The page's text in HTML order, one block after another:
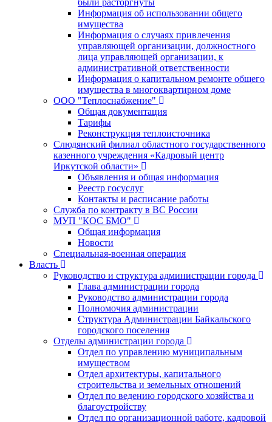
Информация об использовании общего
имущества
Информация о случаях привлечения
управляющей организации, должностного
лица управляющей организации, к
административной ответственности
Информация о капитальном ремонте общего
имущества в многоквартирном доме
ООО "Теплоснабжение"
Общая документация
Тарифы
Реконструкция теплоисточника
Слюдянский филиал областного государственного
казенного учреждения «Кадровый центр
Иркутской области»
Объявления и общая информация
Реестр госуслуг
Контакты и расписание работы
Служба по контракту в ВС России
МУП "КОС БМО"
Общая информация
Новости
Специальная-военная операция
Власть
Руководство и структура администрации города
Глава администрации города
Руководство администрации города
Полномочия администрации
Структура Администрации Байкальского
городского поселения
Отделы администрации города
Отдел по управлению муниципальным
имуществом
Отдел архитектуры, капитального
строительства и земельных отношений
Отдел по ведению городского хозяйства и
благоустройству
Отдел по организационной работе, кадровой